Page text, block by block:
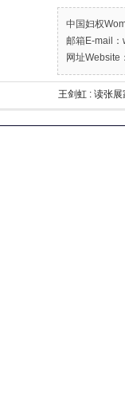
中国妇权
邮箱E-mail
网址Website
王剑虹 : 读张